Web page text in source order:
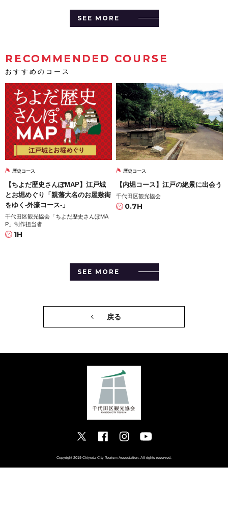
SEE MORE
RECOMMENDED COURSE
おすすめのコース
歴史コース
【ちよだ歴史さんぽMAP】江戸城
とお堀めぐり「親藩大名のお屋敷街
をゆく-外濠コース-」
千代田区観光協会「ちよだ歴史さんぽMA
P」制作担当者
1H
歴史コース
【内堀コース】江戸の絶景に出会う
千代田区観光協会
0.7H
SEE MORE
戻る
Copyright 2019 Chiyoda City Tourism Association. All rights reserved.